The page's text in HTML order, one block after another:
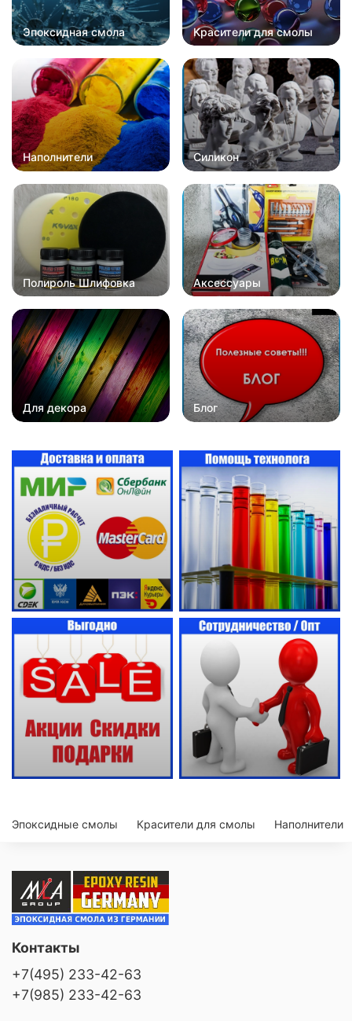
Эпоксидная смола Красители для смолы
Наполнители Силикон
Полироль Шлифовка Аксессуары
Для декора Блог
Эпоксидные смолы Красители для смолы Наполнители
Контакты
+7(495) 233-42-63
+7(985) 233-42-63